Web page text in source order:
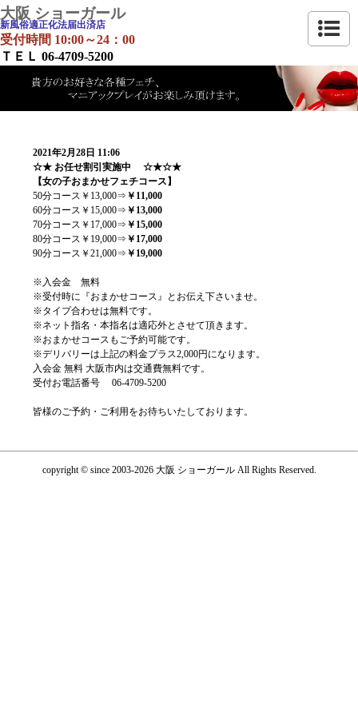
大阪 ショーガール
新風俗適正化法届出済店
受付時間 10:00～24：00
ＴＥＬ 06-4709-5200
2021年2月28日 11:06
☆★ お任せ割引実施中 ☆★☆★
【女の子おまかせフェチコース】
50分コース￥13,000⇒ ￥11,000
60分コース￥15,000⇒ ￥13,000
70分コース￥17,000⇒ ￥15,000
80分コース￥19,000⇒ ￥17,000
90分コース￥21,000⇒ ￥19,000
※入会金 無料
※受付時に『おまかせコース』とお伝え下さいませ。
※タイプ合わせは無料です。
※ネット指名・本指名は適応外とさせて頂きます。
※おまかせコースもご予約可能です。
※デリバリーは上記の料金プラス2,000円になります。
入会金 無料 大阪市内は交通費無料です。
受付お電話番号 06-4709-5200
皆様のご予約・ご利用をお待ちいたしております。
copyright © since 2003-2026 大阪 ショーガール All Rights Reserved.